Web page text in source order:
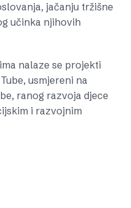
jačanju tržišne
učinka njihovih
nalaze se projekti
usmjereni na
ranog razvoja djece
i razvojnim